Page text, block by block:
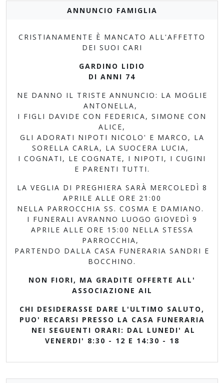
ANNUNCIO FAMIGLIA
CRISTIANAMENTE È MANCATO ALL'AFFETTO
DEI SUOI CARI
GARDINO LIDIO
DI ANNI 74
NE DANNO IL TRISTE ANNUNCIO: LA MOGLIE
ANTONELLA,
I FIGLI DAVIDE CON FEDERICA, SIMONE CON
ALICE,
GLI ADORATI NIPOTI NICOLO' E MARCO, LA
SORELLA CARLA, LA SUOCERA LUCIA,
I COGNATI, LE COGNATE, I NIPOTI, I CUGINI
E PARENTI TUTTI.
LA VEGLIA DI PREGHIERA SARÀ MERCOLEDÌ 8
APRILE ALLE ORE 21:00
NELLA PARROCCHIA SS. COSMA E DAMIANO.
I FUNERALI AVRANNO LUOGO GIOVEDÌ 9
APRILE ALLE ORE 15:00 NELLA STESSA
PARROCCHIA,
PARTENDO DALLA CASA FUNERARIA SANDRI E
BOCCHINO.
NON FIORI, MA GRADITE OFFERTE ALL'
ASSOCIAZIONE AIL
CHI DESIDERASSE DARE L'ULTIMO SALUTO,
PUO' RECARSI PRESSO LA CASA FUNERARIA
NEI SEGUENTI ORARI: DAL LUNEDI' AL
VENERDI' 8:30 - 12 E 14:30 - 18